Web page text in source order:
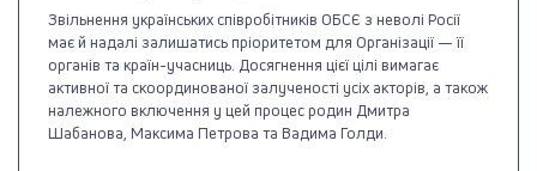
Звільнення українських співробітників ОБСЄ з неволі Росії
має й надалі залишатись пріоритетом для Організації — її
органів та країн-учасниць. Досягнення цієї цілі вимагає
активної та скоординованої залученості усіх акторів, а також
належного включення у цей процес родин Дмитра
Шабанова, Максима Петрова та Вадима Голди.